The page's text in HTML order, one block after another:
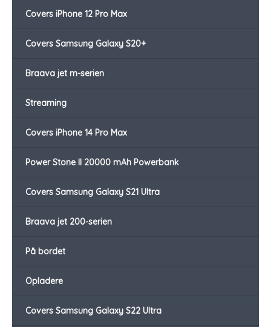
Covers iPhone 12 Pro Max
Covers Samsung Galaxy S20+
Braava jet m-serien
Streaming
Covers iPhone 14 Pro Max
Power Stone II 20000 mAh Powerbank
Covers Samsung Galaxy S21 Ultra
Braava jet 200-serien
På bordet
Opladere
Covers Samsung Galaxy S22 Ultra